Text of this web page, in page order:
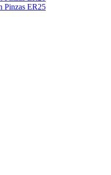
Pinzas ER25